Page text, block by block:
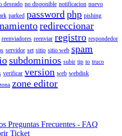
deseado no disponible notificacion nuevo
parked password php pishing
redireccionar
reenviadores reenviar registro respondedor
servidor set sitio sitio web spam
subdominios subir tip to truco
verificar version web webdisk
zone editor
Preguntas Frecuentes - FAQ
Ticket